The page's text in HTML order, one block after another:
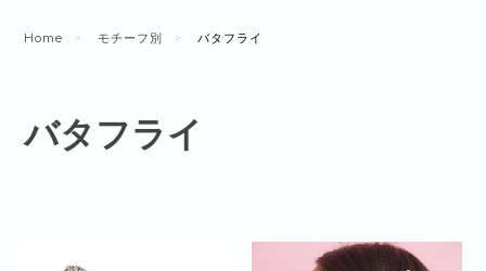
Home モチーフ別 バタフライ
バタフライ